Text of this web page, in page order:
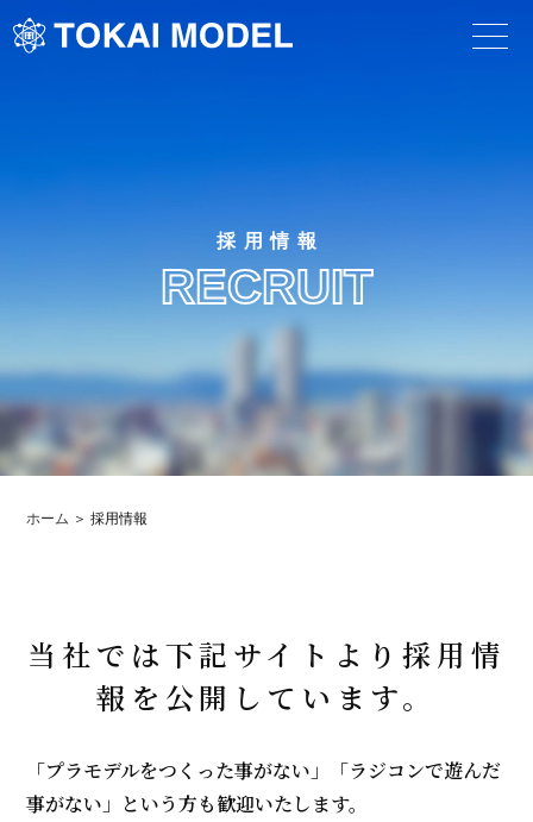
採用情報
RECRUIT
ホーム 採用情報
当社では下記サイトより採用情
報を公開しています。
「プラモデルをつくった事がない」「ラジコンで遊んだ
事がない」という方も歓迎いたします。